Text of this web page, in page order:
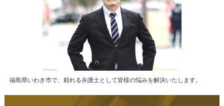
福島県いわき市で、頼れる弁護士として皆様の悩みを解決いたします。